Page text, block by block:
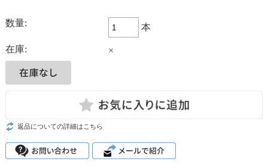
数量: 本
在庫: ×
返品についての詳細はこちら